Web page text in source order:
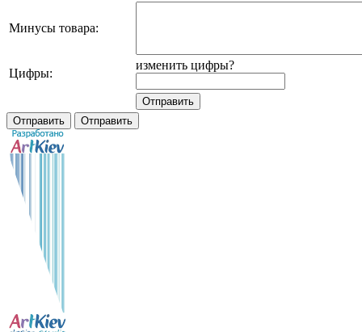
Минусы товара:
Цифры:
изменить цифры?